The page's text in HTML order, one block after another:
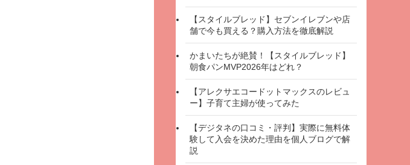
【スタイルブレッド】セブンイレブンや店
舗で今も買える？購入方法を徹底解説
かまいたちが絶賛！【スタイルブレッド】
朝食パンMVP2026年はどれ？
【アレクサエコードットマックスのレビュ
ー】子育て主婦が使ってみた
【デジタネの口コミ・評判】実際に無料体
験して入会を決めた理由を個人ブログで解
説